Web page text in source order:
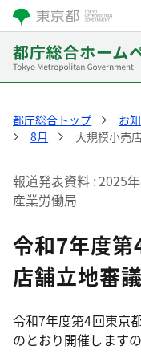
都庁総合トップ お
8月
大規模小売
報道発表資料 2025
産業労働局
令和7年度
店舗立地審
令和7年度第4回東京
のとおり開催します